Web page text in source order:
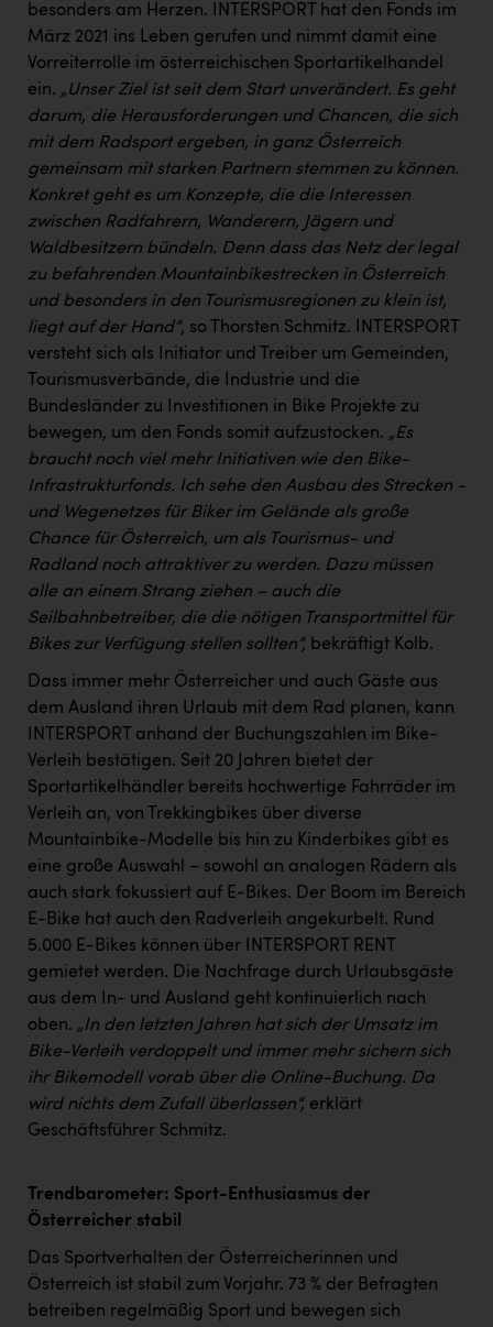
besonders am Herzen. INTERSPORT hat den Fonds im
März 2021 ins Leben gerufen und nimmt damit eine
Vorreiterrolle im österreichischen Sportartikelhandel
ein. „Unser Ziel ist seit dem Start unverändert. Es geht
darum, die Herausforderungen und Chancen, die sich
mit dem Radsport ergeben, in ganz Österreich
gemeinsam mit starken Partnern stemmen zu können.
Konkret geht es um Konzepte, die die Interessen
zwischen Radfahrern, Wanderern, Jägern und
Waldbesitzern bündeln. Denn dass das Netz der legal
zu befahrenden Mountainbikestrecken in Österreich
und besonders in den Tourismusregionen zu klein ist,
liegt auf der Hand“, so Thorsten Schmitz. INTERSPORT
versteht sich als Initiator und Treiber um Gemeinden,
Tourismusverbände, die Industrie und die
Bundesländer zu Investitionen in Bike Projekte zu
bewegen, um den Fonds somit aufzustocken. „Es
braucht noch viel mehr Initiativen wie den Bike-
Infrastrukturfonds. Ich sehe den Ausbau des Strecken -
und Wegenetzes für Biker im Gelände als große
Chance für Österreich, um als Tourismus- und
Radland noch attraktiver zu werden. Dazu müssen
alle an einem Strang ziehen – auch die
Seilbahnbetreiber, die die nötigen Transportmittel für
Bikes zur Verfügung stellen sollten“, bekräftigt Kolb.
Dass immer mehr Österreicher und auch Gäste aus
dem Ausland ihren Urlaub mit dem Rad planen, kann
INTERSPORT anhand der Buchungszahlen im Bike-
Verleih bestätigen. Seit 20 Jahren bietet der
Sportartikelhändler bereits hochwertige Fahrräder im
Verleih an, von Trekkingbikes über diverse
Mountainbike-Modelle bis hin zu Kinderbikes gibt es
eine große Auswahl – sowohl an analogen Rädern als
auch stark fokussiert auf E-Bikes. Der Boom im Bereich
E-Bike hat auch den Radverleih angekurbelt. Rund
5.000 E-Bikes können über INTERSPORT RENT
gemietet werden. Die Nachfrage durch Urlaubsgäste
aus dem In- und Ausland geht kontinuierlich nach
oben. „In den letzten Jahren hat sich der Umsatz im
Bike-Verleih verdoppelt und immer mehr sichern sich
ihr Bikemodell vorab über die Online-Buchung. Da
wird nichts dem Zufall überlassen“, erklärt
Geschäftsführer Schmitz.
Trendbarometer: Sport-Enthusiasmus der
Österreicher stabil
Das Sportverhalten der Österreicherinnen und
Österreich ist stabil zum Vorjahr. 73 % der Befragten
betreiben regelmäßig Sport und bewegen sich